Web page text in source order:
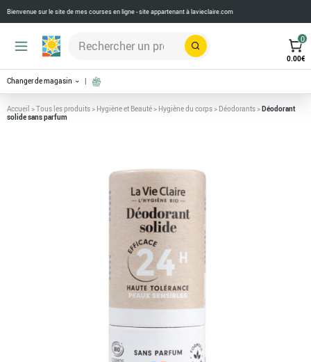
Bienvenue sur le site de mes courses en ligne - site appartenant àlavieclaire.com
Rechercher
0
0.00€
Changer de magasin
Accueil >Tous les produits> Hygiène et Beauté> Hygiène du corps> Déodorants>Déodorant
solide sans parfum